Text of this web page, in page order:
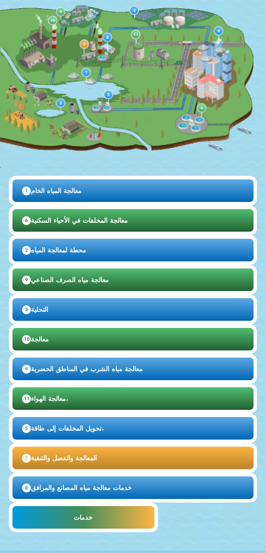
1 معالجة المياه الخام
6 معالجة المخلفات في الأحياء السكنية
2 محطة لمعالجة المياه
9 معالجة مياه الصرف الصناعي
3 التحلية
10 معالجة
4 معالجة مياه الشرب في المناطق الحضرية
11 معالجة الهواء،
5 تحويل المخلفات إلى طاقة،
7 المعالجة والفصل والتنقية
8 خدمات معالجة مياه المصانع والمرافق
خدمات